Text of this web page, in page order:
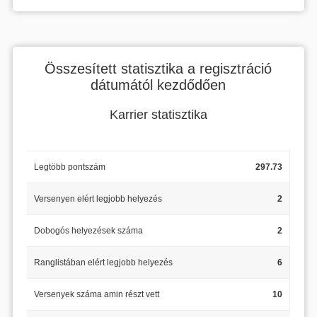
Összesített statisztika a regisztráció
dátumától kezdődően
Karrier statisztika
Legtöbb pontszám 297.73
Versenyen elért legjobb helyezés 2
Dobogós helyezések száma 2
Ranglistában elért legjobb helyezés 6
Versenyek száma amin részt vett 10